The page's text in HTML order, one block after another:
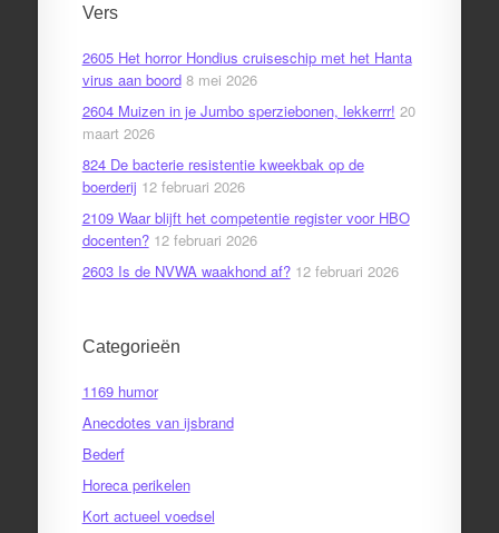
Vers
2605 Het horror Hondius cruiseschip met het Hanta
virus aan boord 8 mei 2026
2604 Muizen in je Jumbo sperziebonen, lekkerrr! 20
maart 2026
824 De bacterie resistentie kweekbak op de
boerderij 12 februari 2026
2109 Waar blijft het competentie register voor HBO
docenten? 12 februari 2026
2603 Is de NVWA waakhond af? 12 februari 2026
Categorieën
1169 humor
Anecdotes van ijsbrand
Bederf
Horeca perikelen
Kort actueel voedsel